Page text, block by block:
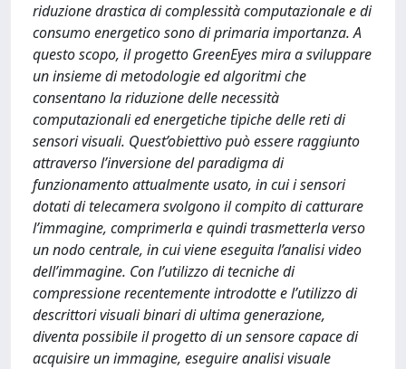
riduzione drastica di complessità computazionale e di
consumo energetico sono di primaria importanza. A
questo scopo, il progetto GreenEyes mira a sviluppare
un insieme di metodologie ed algoritmi che
consentano la riduzione delle necessità
computazionali ed energetiche tipiche delle reti di
sensori visuali. Quest’obiettivo può essere raggiunto
attraverso l’inversione del paradigma di
funzionamento attualmente usato, in cui i sensori
dotati di telecamera svolgono il compito di catturare
l’immagine, comprimerla e quindi trasmetterla verso
un nodo centrale, in cui viene eseguita l’analisi video
dell’immagine. Con l’utilizzo di tecniche di
compressione recentemente introdotte e l’utilizzo di
descrittori visuali binari di ultima generazione,
diventa possibile il progetto di un sensore capace di
acquisire un immagine, eseguire analisi visuale